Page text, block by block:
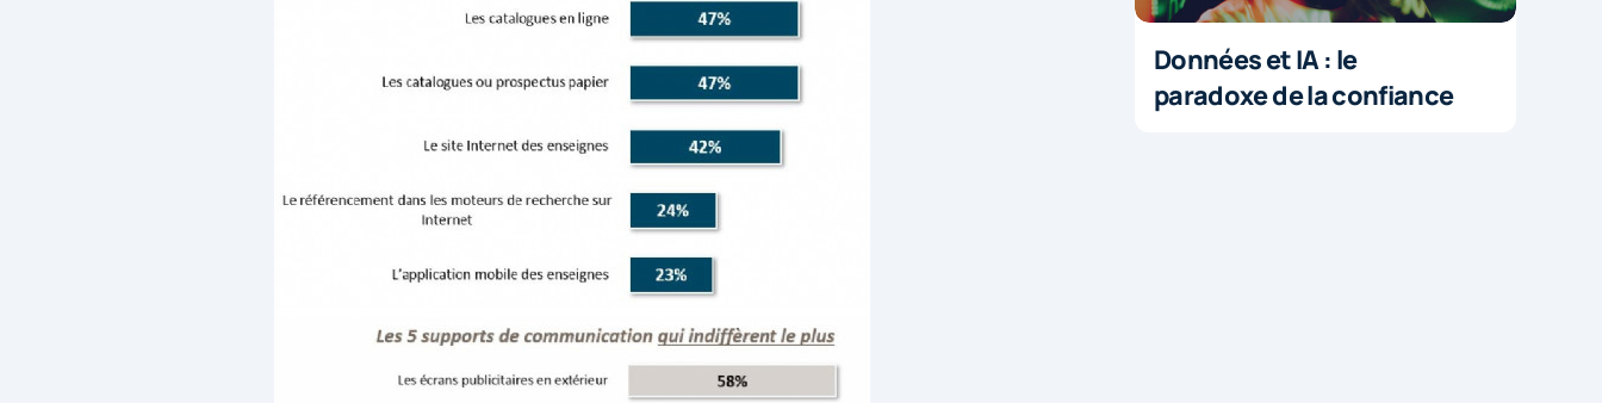
Données et IA : le
paradoxe de la confiance